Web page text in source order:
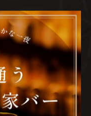
CATEGORIES